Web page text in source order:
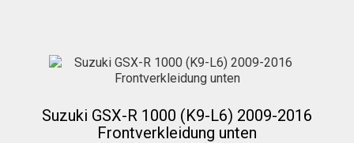
Suzuki GSX-R 1000 (K9-L6) 2009-2016
Frontverkleidung unten